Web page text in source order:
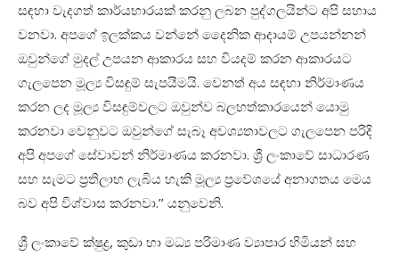
සඳහා වැදගත් කාර්යභාරයක් කරනු ලබන පුද්ගලයින්ට අපි සහාය
වනවා. අපගේ ඉලක්කය වන්නේ දෛනික ආදායම් උපයන්නන්
ඔවුන්ගේ මුදල් උපයන ආකාරය සහ වියදම් කරන ආකාරයට
ගැලපෙන මූල්‍ය විසඳුම් සැපයීමයි. වෙනත් අය සඳහා නිර්මාණය
කරන ලද මූල්‍ය විසඳුම්වලට ඔවුන්ව බලහත්කාරයෙන් යොමු
කරනවා වෙනුවට ඔවුන්ගේ සැබෑ අවශ්‍යතාවලට ගැලපෙන පරිදි
අපි අපගේ සේවාවන් නිර්මාණය කරනවා. ශ්‍රී ලංකාවේ සාධාරණ
සහ සැමට ප්‍රතිලාභ ලැබිය හැකි මූල්‍ය ප්‍රවේශයේ අනාගතය මෙය
බව අපි විශ්වාස කරනවා.’’ යනුවෙනි.
ශ්‍රී ලංකාවේ ක්ෂුද්‍ර, කුඩා හා මධ්‍ය පරිමාණ ව්‍යාපාර හිමියන් සහ